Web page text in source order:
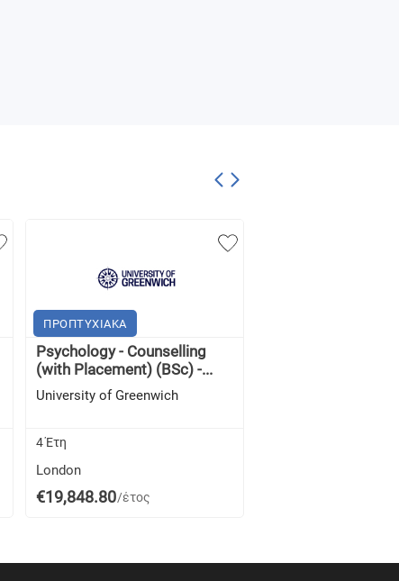
ΠΡΟΠΤΥΧΙΑΚΑ
Psychology - Counselling
(with Placement) (BSc) -...
University of Greenwich
4 Έτη
London
€19,848.80/έτος